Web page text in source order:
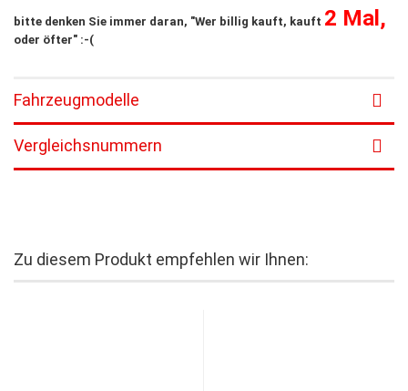
bitte denken Sie immer daran, "Wer billig kauft, kauft 2 Mal,
oder öfter" :-(
Fahrzeugmodelle
Vergleichsnummern
Zu diesem Produkt empfehlen wir Ihnen: